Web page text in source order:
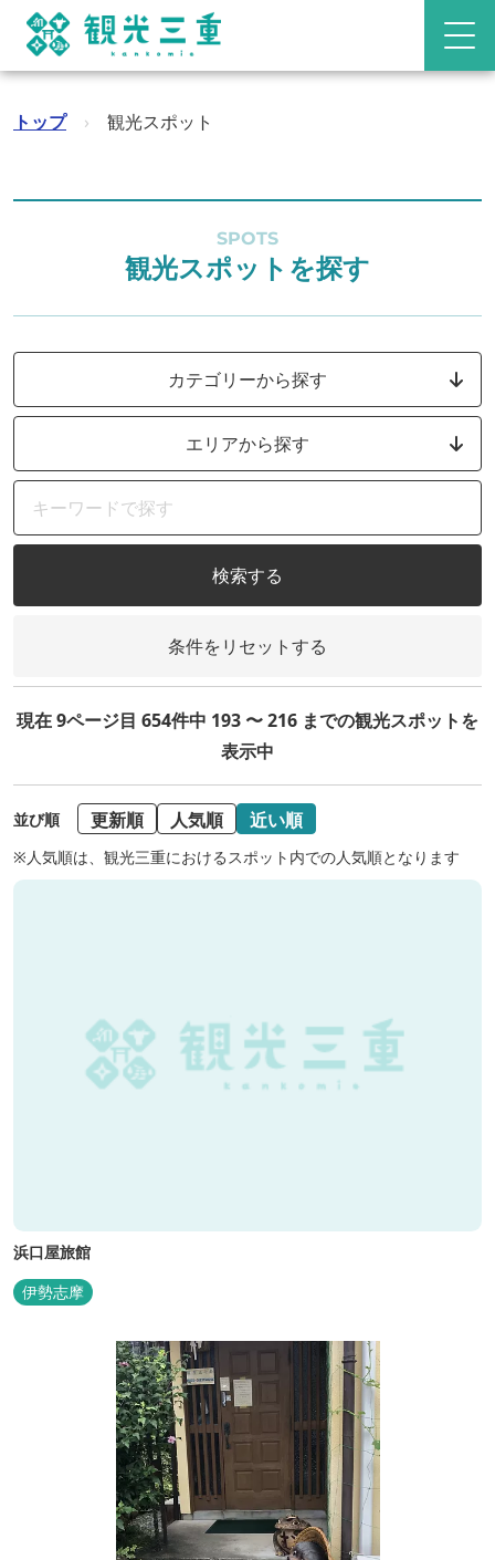
トップ › 観光スポット
SPOTS
観光スポットを探す
カテゴリーから探す
エリアから探す
検索する
条件をリセットする
現在 9ページ目 654件中 193 〜 216 までの観光スポットを
表示中
並び順 更新順 人気順 近い順
※人気順は、観光三重におけるスポット内での人気順となります
浜口屋旅館
伊勢志摩